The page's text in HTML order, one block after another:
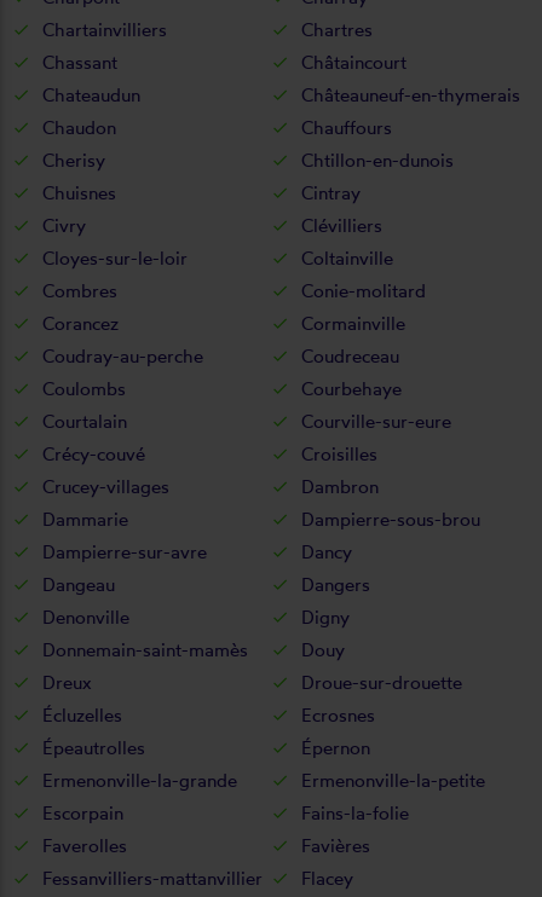
Chartainvilliers
Chartres
Chassant
Châtaincourt
Chateaudun
Châteauneuf-en-thymerais
Chaudon
Chauffours
Cherisy
Chtillon-en-dunois
Chuisnes
Cintray
Civry
Clévilliers
Cloyes-sur-le-loir
Coltainville
Combres
Conie-molitard
Corancez
Cormainville
Coudray-au-perche
Coudreceau
Coulombs
Courbehaye
Courtalain
Courville-sur-eure
Crécy-couvé
Croisilles
Crucey-villages
Dambron
Dammarie
Dampierre-sous-brou
Dampierre-sur-avre
Dancy
Dangeau
Dangers
Denonville
Digny
Donnemain-saint-mamès
Douy
Dreux
Droue-sur-drouette
Écluzelles
Ecrosnes
Épeautrolles
Épernon
Ermenonville-la-grande
Ermenonville-la-petite
Escorpain
Fains-la-folie
Faverolles
Favières
Fessanvilliers-mattanvillier
Flacey